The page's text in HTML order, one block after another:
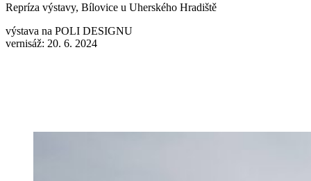
Repríza výstavy, Bílovice u Uherského Hradiště
výstava na POLI DESIGNU
vernisáž: 20. 6. 2024